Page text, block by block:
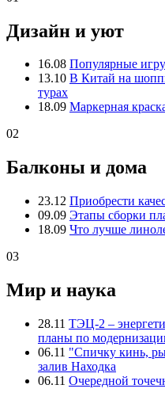
Дизайн и уют
16.08 Популярные
13.10 В Китай на
турах
18.09 Маркерная
02
Балконы и дома
23.12 Приобрести
09.09 Этапы сборки
18.09 Что лучше
03
Мир и наука
28.11 ТЭЦ-2 –
планы по
06.11 "Спичку кинь,
залив Находка
06.11 Очередной